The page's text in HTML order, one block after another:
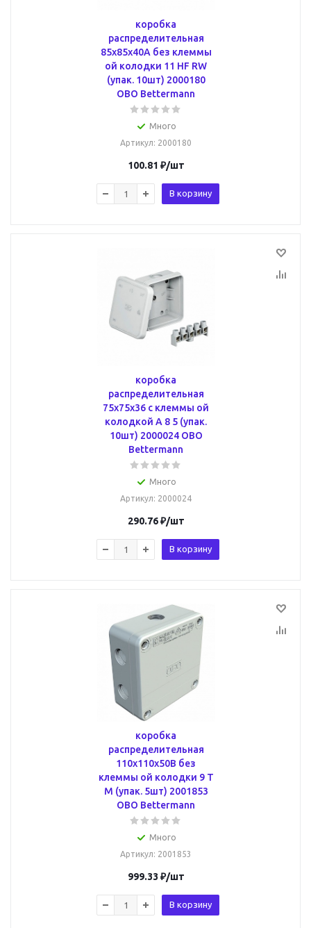
коробка
распределительная
85x85x40A без клеммы
ой колодки 11 HF RW
(упак. 10шт) 2000180
OBO Bettermann
Много
Артикул: 2000180
100.81 ₽/шт
В корзину
коробка
распределительная
75x75x36 с клеммы ой
колодкой A 8 5 (упак.
10шт) 2000024 OBO
Bettermann
Много
Артикул: 2000024
290.76₽/шт
В корзину
коробка
распределительная
110x110x50B без
клеммы ой колодки 9 T
M (упак. 5шт) 2001853
OBO Bettermann
Много
Артикул: 2001853
999.33 ₽/шт
В корзину